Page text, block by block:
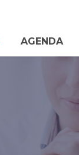
AGENDA